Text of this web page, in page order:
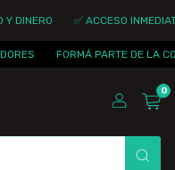
✅ ACCESO INMEDIATO
FORMÁ PARTE DE LA
0